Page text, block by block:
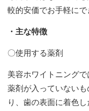
較的安価でお手軽にで
・主な特徴
〇使用する薬剤
美容ホワイトニング
薬剤が入っていない
り、歯の表面に着色